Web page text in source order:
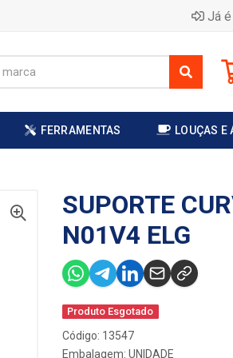
Já
FERRAMENTAS LOUÇAS E
SUPORTE
N01V4 ELG
Produto Esgotado
Código: 13547
Embalagem: UNIDADE